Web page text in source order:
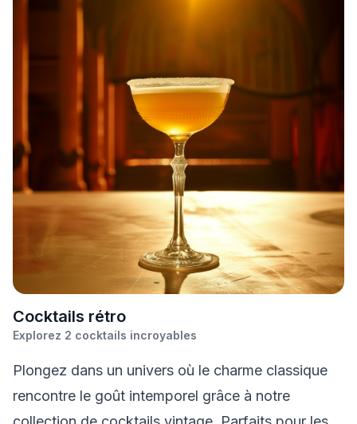
Cocktails rétro
Explorez 2 cocktails incroyables
Plongez dans un univers où le charme classique
rencontre le goût intemporel grâce à notre